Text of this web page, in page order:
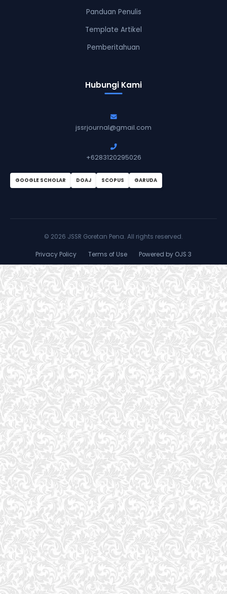
Panduan Penulis
Template Artikel
Pemberitahuan
Hubungi Kami
jssrjournal@gmail.com
+6283120295026
GOOGLE SCHOLAR DOAJ SCOPUS GARUDA
© 2026 JSSR Goretan Pena. All rights reserved.
Privacy Policy Terms of Use Powered by OJS 3